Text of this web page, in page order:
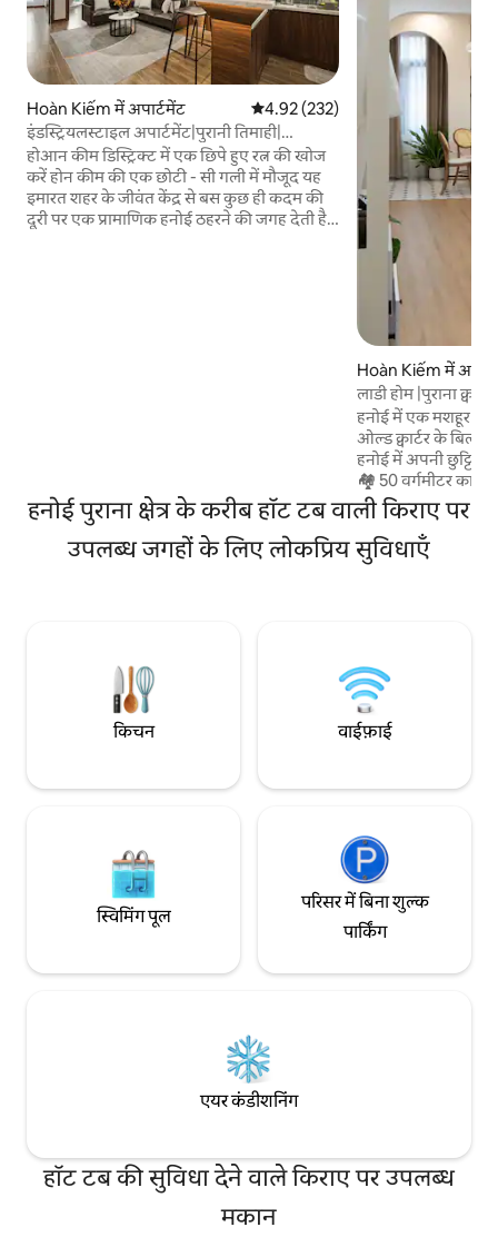
Hoàn Kiếm में अपार्टमेंट औसत रेटिंग 5 में से 4.92, 232 समीक्षाएँ
4.92 (232)
इंडस्ट्रियलस्टाइल अपार्टमेंट|पुरानी तिमाही|
लिफ़्ट|QuiteIKit 5
होआन कीम डिस्ट्रिक्ट में एक छिपे हुए रत्न की खोज
करें होन कीम की एक छोटी - सी गली में मौजूद यह
इमारत शहर के जीवंत केंद्र से बस कुछ ही कदम की
दूरी पर एक प्रामाणिक हनोई ठहरने की जगह देती है।
Hoàn Kiếm में
लाडी होम |पुराना
हनोई में एक मशहूर
ओल्ड क्वार्टर के
हनोई में अपनी
🏘️ 50 वर्गमीटर का
मौजूद इमारत की
लाडी एक अच्छा
किचन के साथ एक
अनुभव लाता है। 📍बेहद सुविधाजनक लोकेशन: 🌿
हनोई पुराना क्षेत्र के करीब हॉट टब वाली किराए पर
उपलब्ध जगहों के लिए लोकप्रिय सुविधाएँ
किचन वाईफ़ाई
स्विमिंग पूल
परिसर में बिना शुल्क
पार्किंग
एयर कंडीशनिंग
हॉट टब की सुविधा देने वाले किराए पर उपलब्ध
मकान